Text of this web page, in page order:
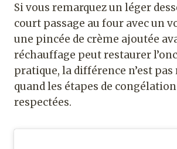
Si vous remarquez un léger
court passage au four avec un
une pincée de crème ajoutée
réchauffage peut restaurer
pratique, la différence n’est
quand les étapes de
respectées.